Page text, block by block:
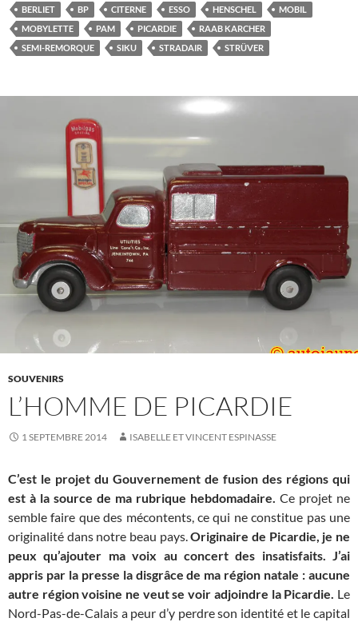
BERLIET BP CITERNE ESSO HENSCHEL
MOBIL
MOBYLETTE
PAM PICARDIE
RAAB KARCHER
SEMI-REMORQUE
SIKU STRADAIR STRÜVER
SOUVENIRS
L’HOMME DE PICARDIE
1 SEPTEMBRE 2014 ISABELLE ET VINCENT ESPINASSE
C’est le projet du Gouvernement de fusion des régions qui
est à la source de ma rubrique hebdomadaire. Ce projet ne
semble faire que des mécontents, ce qui ne constitue pas une
originalité dans notre beau pays.Originaire de Picardie, je ne
peux qu’ajouter ma voix au concert des insatisfaits. J’ai
appris par la presse la disgrâce de ma région natale : aucune
autre région voisine ne veut se voir adjoindre la Picardie. Le
Nord-Pas-de-Calais a peur d’y perdre son identité et le capital